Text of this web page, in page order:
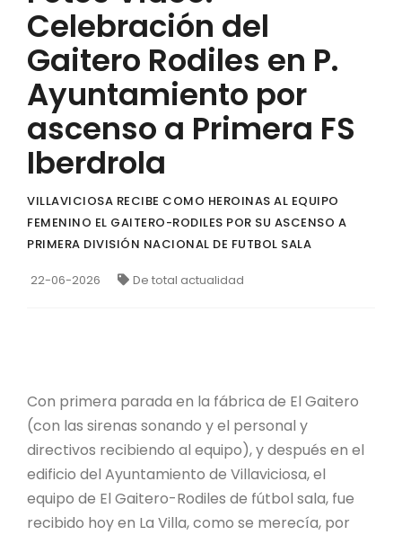
Celebración del
Gaitero Rodiles en P.
Ayuntamiento por
ascenso a Primera FS
Iberdrola
VILLAVICIOSA RECIBE COMO HEROINAS AL EQUIPO
FEMENINO EL GAITERO-RODILES POR SU ASCENSO A
PRIMERA DIVISIÓN NACIONAL DE FUTBOL SALA
22-06-2026 De total actualidad
Con primera parada en la fábrica de El Gaitero
(con las sirenas sonando y el personal y
directivos recibiendo al equipo), y después en el
edificio del Ayuntamiento de Villaviciosa, el
equipo de El Gaitero-Rodiles de fútbol sala, fue
recibido hoy en La Villa, como se merecía, por